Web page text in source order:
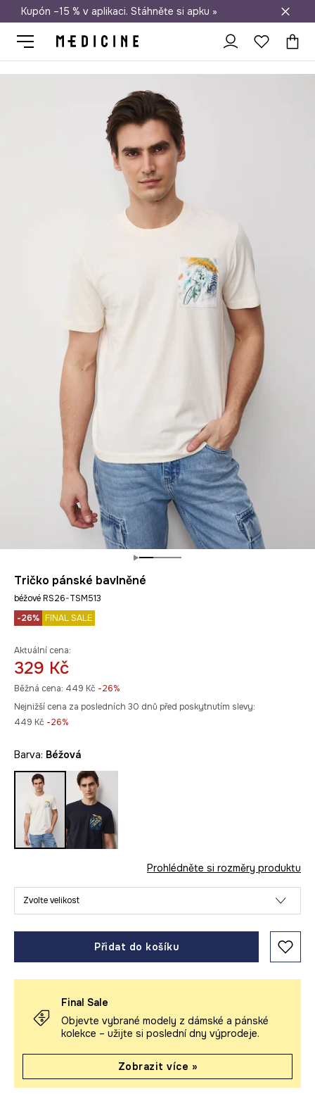
Doprava zdarma při nákupu nad 1 200 Kč
Kupón –15 % v aplikaci. Stáhněte si apku »
Tričko pánské bavlněné
béžové RS26-TSM513
-26% FINAL SALE
Aktuální cena:
329 Kč
Běžná cena: 449 Kč -26%
Nejnižší cena za posledních 30 dnů před poskytnutím slevy:
449 Kč -26%
Barva: béžová
Prohlédněte si rozměry produktu
Zvolte velikost
Přidat do košíku
Final Sale
Objevte vybrané modely z dámské a pánské
kolekce – užijte si poslední dny výprodeje.
Zobrazit více »